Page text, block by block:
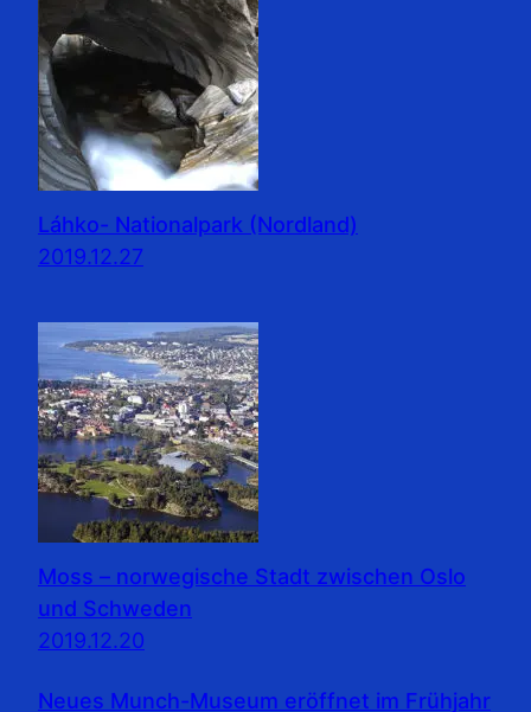
Láhko- Nationalpark (Nordland)
2019.12.27
Moss – norwegische Stadt zwischen Oslo
und Schweden
2019.12.20
Neues Munch-Museum eröffnet im Frühjahr